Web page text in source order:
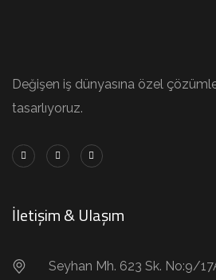
Değişen iş dünyasına özel
tasarlıyoruz.
İletişim & Ulaşım
Seyhan Mh. 623 Sk. No:9/